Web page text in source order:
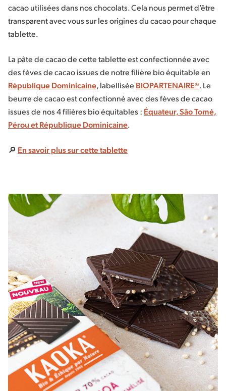
cacao utilisées dans nos chocolats. Cela nous permet d’être
transparent avec vous sur les origines du cacao pour chaque
tablette.
La pâte de cacao de cette tablette est confectionnée avec
des fèves de cacao issues de notre filière bio équitable en
République Dominicaine, labellisée BIOPARTENAIRE®. Le
beurre de cacao est confectionné avec des fèves de cacao
issues de nos 4 filières bio équitables : Équateur, São Tomé,
Pérou et République Dominicaine.
🔎 En savoir plus sur cette tablette